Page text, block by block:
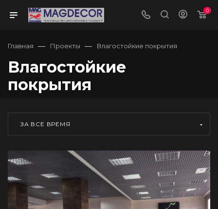
0
Главная — Проекты — Влагостойкие покрытия
Влагостойкие
покрытия
ЗА ВСЕ ВРЕМЯ